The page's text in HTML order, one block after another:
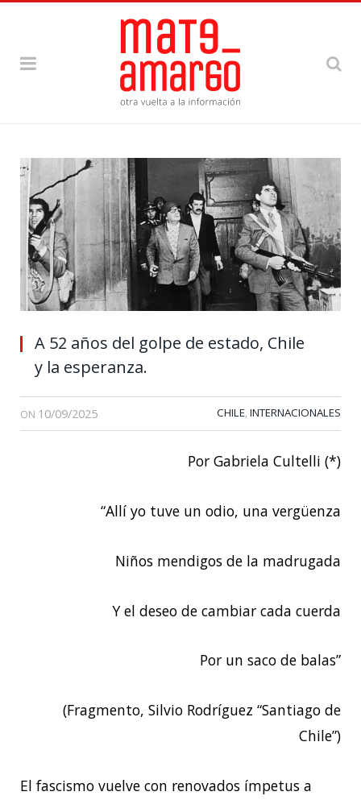
A 52 años del golpe de estado, Chile
y la esperanza.
ON 10/09/2025 CHILE, INTERNACIONALES
Por Gabriela Cultelli (*)
“Allí yo tuve un odio, una vergüenza
Niños mendigos de la madrugada
Y el deseo de cambiar cada cuerda
Por un saco de balas”
(Fragmento, Silvio Rodríguez “Santiago de
Chile”)
El fascismo vuelve con renovados ímpetus a